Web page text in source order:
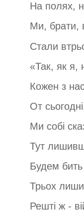
На полях,
Ми, брати,
Стали
«Так, як я,
Кожен з
От
Ми собі
Тут
Будем
Трьох
Решті ж -